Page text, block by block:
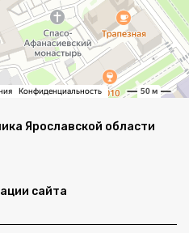
Ярославской области
сайта